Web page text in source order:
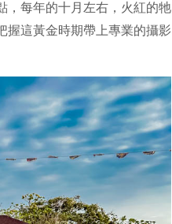
，每年的十月左右，火紅的牠
握這黃金時期帶上專業的攝影